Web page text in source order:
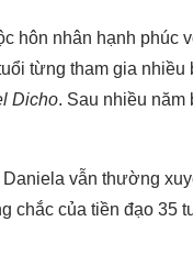
hôn nhân hạnh phúc
từng tham gia
Dicho. Sau nhiều năm
vẫn thường
chắc của tiền đạo 35